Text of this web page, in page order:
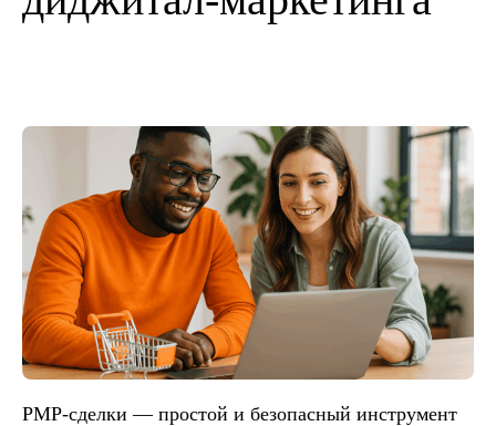
PMP-сделки — простой и безопасный инструмент